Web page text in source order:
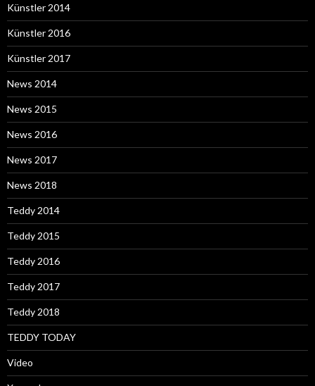
Künstler 2014
Künstler 2016
Künstler 2017
News 2014
News 2015
News 2016
News 2017
News 2018
Teddy 2014
Teddy 2015
Teddy 2016
Teddy 2017
Teddy 2018
TEDDY TODAY
Video